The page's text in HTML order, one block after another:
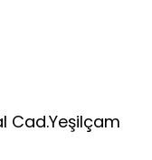
Cad.Yeşilçam